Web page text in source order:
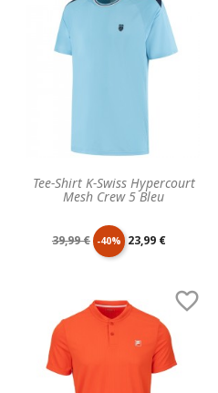
base
Tee-Shirt K-Swiss Hypercourt
Mesh Crew 5 Bleu
Prix
base
39,99 € -40% Prix
23,99 €
